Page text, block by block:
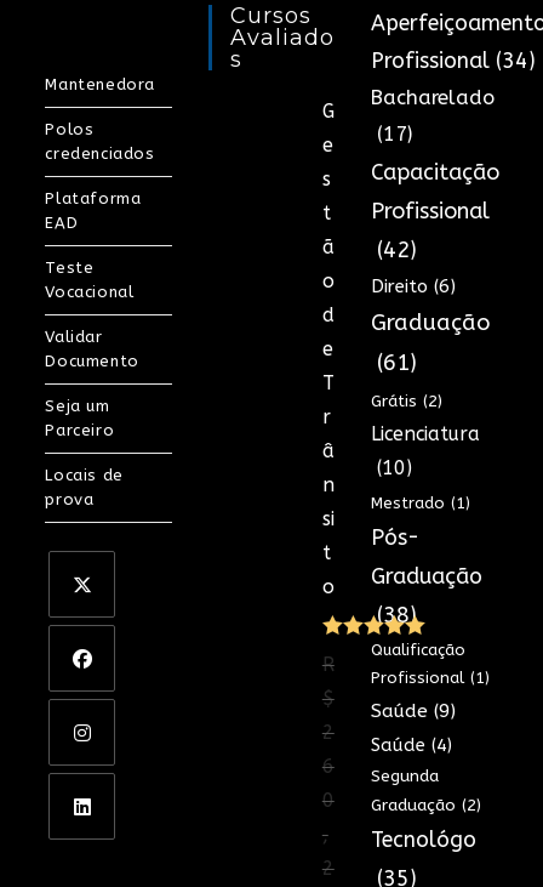
Mantenedora
Polos
credenciados
Plataforma
EAD
Teste
Vocacional
Validar
Documento
Seja um
Parceiro
Locais de
prova
Cursos
Avaliado
S
G
e
s
t
ã
o
d
e
T
r
â
n
si
t
o
Avaliação
de 5
R
$
2
6
0
,
2
Profissional (34)
Bacharelado
(17)
Capacitação
Profissional
(42)
Direito (6)
Graduação
(61)
Grátis (2)
Licenciatura
(10)
Mestrado (1)
Pós-
Graduação
(38)
Qualificação
Profissional (1)
Saúde (9)
Saúde (4)
Segunda
Graduação (2)
Tecnológo
(35)